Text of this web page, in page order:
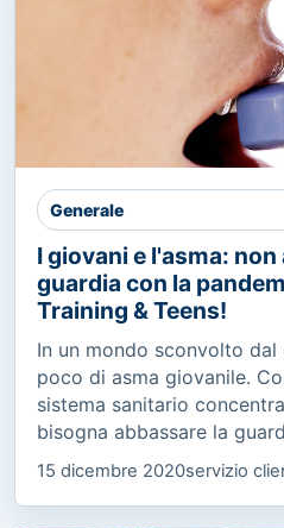
Generale
I giovani e l'asma:
guardia con la
Training & Teens!
In un mondo sconvolto
poco di asma giovanile.
sistema sanitario
bisogna abbassare la
15 dicembre 2020servizio